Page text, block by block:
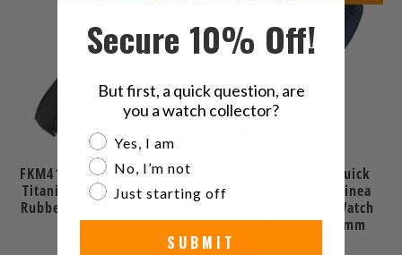
FKM41 Black Quick Release
Titanium Slinea Clasp FKM
Rubber Watch Band, 20mm
or 22mm
FKM41 Navy Blue Quick
Release Titanium Slinea
Clasp FKM Rubber Watch
Band, 20mm or 22mm
Secure 10% Off!
But first, a quick question, are
you a watch collector?
Are you a watch collector?
Yes, I am
No, I’m not
Just starting off
SUBMIT